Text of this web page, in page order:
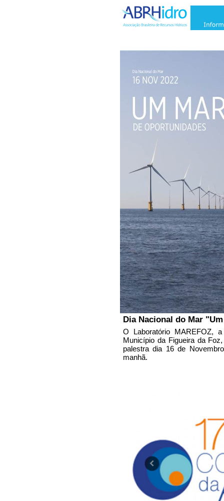
Dia Nacional do Mar
O Laboratório MAREFOZ,
Município da Figueira da
palestra dia 16 de
manhã.